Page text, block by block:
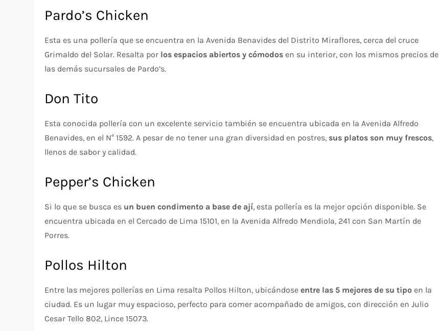
Pardo’s Chicken
Esta es una pollería que se encuentra en la Avenida Benavides del Distrito Miraflores, cerca del cruce
Grimaldo del Solar. Resalta por los espacios abiertos y cómodos en su interior, con los mismos precios de
las demás sucursales de Pardo’s.
Don Tito
Esta conocida pollería con un excelente servicio también se encuentra ubicada en la Avenida Alfredo
Benavides, en el N° 1592. A pesar de no tener una gran diversidad en postres, sus platos son muy frescos,
llenos de sabor y calidad.
Pepper’s Chicken
Si lo que se busca es un buen condimento a base de ají, esta pollería es la mejor opción disponible. Se
encuentra ubicada en el Cercado de Lima 15101, en la Avenida Alfredo Mendiola, 241 con San Martín de
Porres.
Pollos Hilton
Entre las mejores pollerías en Lima resalta Pollos Hilton, ubicándoseentre las 5 mejores de su tipoen la
ciudad. Es un lugar muy espacioso, perfecto para comer acompañado de amigos, con dirección en Julio
Cesar Tello 802, Lince 15073.